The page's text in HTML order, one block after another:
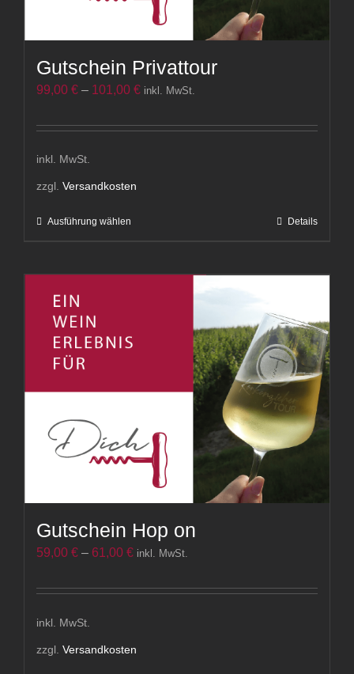
Gutschein Privattour
99,00 € – 101,00 € inkl. MwSt.
inkl. MwSt.
zzgl. Versandkosten
Ausführung wählen
weist
auf.
Optionen
auf
der
Produktseite
werden
Details
Gutschein Hop on
59,00 € – 61,00 € inkl. MwSt.
inkl. MwSt.
zzgl. Versandkosten